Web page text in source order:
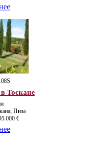
Тоскане
Пиза
€